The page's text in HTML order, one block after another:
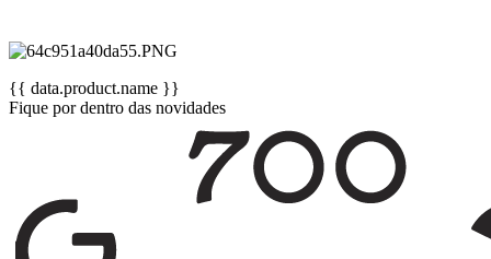
{{ data.product.name }}
Fique por dentro das novidades